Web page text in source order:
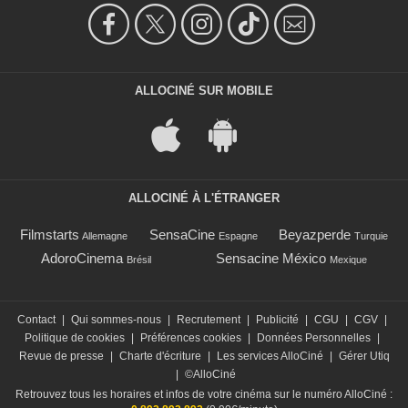
ALLOCINÉ SUR MOBILE
ALLOCINÉ À L'ÉTRANGER
Filmstarts Allemagne SensaCine Espagne Beyazperde Turquie
AdoroCinema Brésil Sensacine México Mexique
Contact Qui sommes-nous Recrutement Publicité CGU CGV
Politique de cookies
Préférences cookies Données Personnelles
Revue de presse
Charte d'écriture Les services AlloCiné
Gérer Utiq
©AlloCiné
Retrouvez tous les horaires et infos de votre cinéma sur le numéro AlloCiné :